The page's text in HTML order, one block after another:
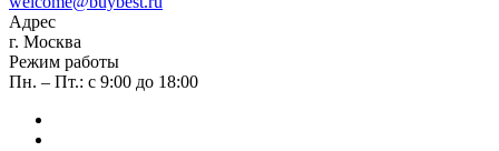
Адрес
г. Москва
Режим работы
Пн. – Пт.: с 9:00 до 18:00